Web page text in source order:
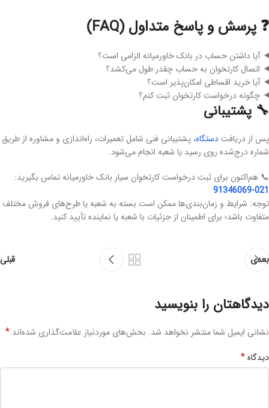
❓ پرسش و پاسخ متداول (FAQ)
آیا داشتن حساب در بانک خاورمیانه الزامی است؟
اتصال کارتخوان به حساب چقدر طول می‌کشد؟
آیا خرید اقساطی امکان‌پذیر است؟
چگونه درخواست کارتخوان ثبت کنم؟
🔧 پشتیبانی
پس از دریافتدستگاه، پشتیبانی فنی شامل تعمیرات، راه‌اندازی و مشاوره از طریق
شماره درج‌شده روی رسید یا شعبه انجام می‌شود.
📞 هم‌اکنون برای ثبت درخواست کارتخوان سیار بانک خاورمیانه تماس بگیرید:
021-91346069
توجه: شرایط و زمان‌بندی‌ها ممکن است بسته به شعبه یا طرح‌های فروش مختلف
متفاوت باشد؛ برای اطمینان از جزئیات با شعبه یا نماینده تأیید کنید.
بعدی قبلی
دیدگاهتان را بنویسید
نشانی ایمیل شما منتشر نخواهد شد. بخش‌های موردنیاز علامت‌گذاری شده‌اند *
دیدگاه*